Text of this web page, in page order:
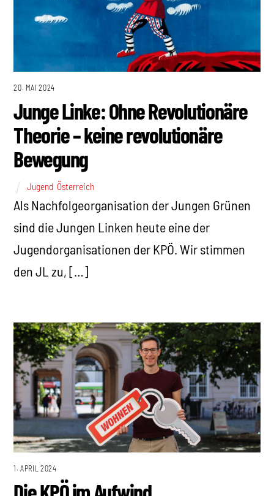
20. MAI 2024
Junge Linke: Ohne Revolutionäre
Theorie – keine revolutionäre
Bewegung
Jugend Österreich
Als Nachfolgeorganisation der Jungen Grünen
sind die Jungen Linken heute eine der
Jugendorganisationen der KPÖ. Wir stimmen
den JL zu, […]
1. APRIL 2024